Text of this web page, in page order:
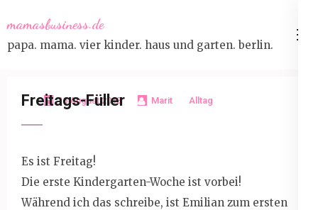
to
content
Enter)
mamasbusiness.de
papa. mama. vier kinder. haus und garten. berlin.
16 August 2013 Marit Alltag
Freitags-Füller
Es ist Freitag!
Die erste Kindergarten-Woche ist vorbei!
Während ich das schreibe, ist Emilian zum ersten